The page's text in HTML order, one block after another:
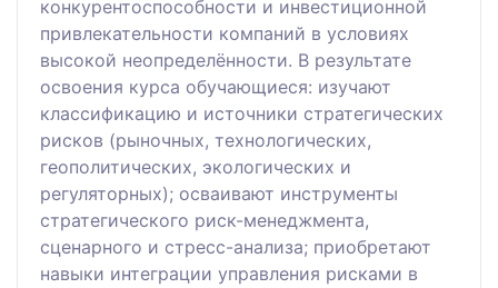
конкурентоспособности и инвестиционной
привлекательности компаний в условиях
высокой неопределённости. В результате
освоения курса обучающиеся: изучают
классификацию и источники стратегических
рисков (рыночных, технологических,
геополитических, экологических и
регуляторных); осваивают инструменты
стратегического риск-менеджмента,
сценарного и стресс-анализа; приобретают
навыки интеграции управления рисками в